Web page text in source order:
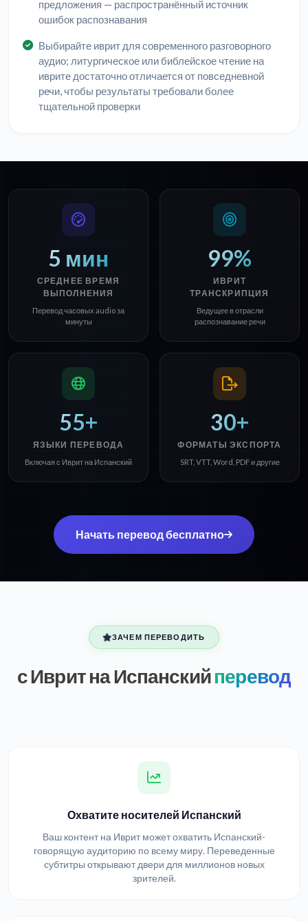
предложения — распространённый источник
ошибок распознавания
Выбирайте иврит для современного разговорного
аудио; литургическое или библейское чтение на
иврите достаточно отличается от повседневной
речи, чтобы результаты требовали более
тщательной проверки
5 мин
СРЕДНЕЕ ВРЕМЯ
ВЫПОЛНЕНИЯ
Перевод часовых audio за
минуты
99%
ИВРИТ
ТРАНСКРИПЦИЯ
Ведущее в отрасли
распознавание речи
55+
ЯЗЫКИ ПЕРЕВОДА
Включая с Иврит на Испанский
30+
ФОРМАТЫ ЭКСПОРТА
SRT, VTT, Word, PDF и другие
Начать перевод бесплатно
ЗАЧЕМ ПЕРЕВОДИТЬ
с Иврит на Испанскийперевод
Охватите носителей Испанский
Ваш контент на Иврит может охватить Испанский-
говорящую аудиторию по всему миру. Переведенные
субтитры открывают двери для миллионов новых
зрителей.